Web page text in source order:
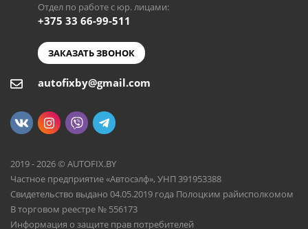
Отдел по работе с юр. лицами:
+375 33 66-99-511
ЗАКАЗАТЬ ЗВОНОК
autofixby@gmail.com
2019 - 2026 © AUTOFIX.BY
Частное предприятие «Автосэлф», УНП 391953388
Свидетельство выдано 04.05.2019 года Полоцким райисполкомом
В торговом реестре № 556173
Информация о защите прав потребителей